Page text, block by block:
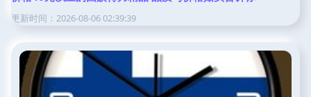
更新时间：2026-08-06 02:39:39